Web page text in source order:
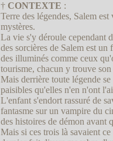
† CONTEXTE :
Terre des légendes, Salem
mystères.
La vie s'y déroule cependant
des sorcières de Salem est
des illuminés comme ceux
tourisme, chacun y trouve
Mais derrière toute légende
paisibles qu'elles n'en n'ont
L'enfant s'endort rassuré de
fantasme sur un vampire du
des histoires de démon
Mais si ces trois là savaient